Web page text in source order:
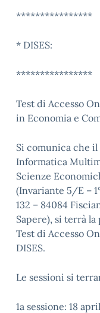
****************
* DISES:
****************
Test di Accesso
in Economia e
Si comunica che il
Informatica
Scienze
(Invariante 5/E –
132 – 84084
Sapere), si terrà
Test di Accesso
DISES.
Le sessioni si
1a sessione: 18